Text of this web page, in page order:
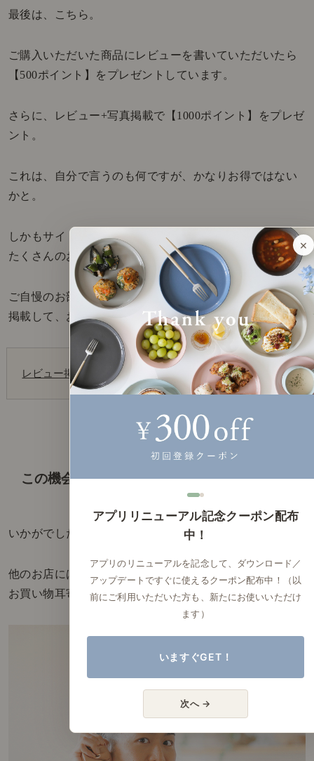
最後は、こちら。
ご購入いただいた商品にレビューを書いていただいたら
【500ポイント】をプレゼントしています。
さらに、レビュー+写真掲載で【1000ポイント】をプレゼ
ント。
これは、自分で言うのも何ですが、かなりお得ではない
かと。
しかもサイトに自分のお部屋の写真を掲載できるので、
たくさんのお客さまにご覧いただくチャンスにも！
ご自慢のお部屋をぜひ、商品レビューとともに
掲載して、お得な特典をGETしてください。
レビュー掲載ページへ
この機会に、ぜひご活用を！
いかがでしたか？
他のお店にはない、リセノだからこその
お買い物耳寄り情報。
×
アプリリニューアル記念クーポン配布
中！
アプリのリニューアルを記念して、ダウンロード／
アップデートですぐに使えるクーポン配布中！（以
前にご利用いただいた方も、新たにお使いいただけ
ます）
いますぐGET！
次へ →